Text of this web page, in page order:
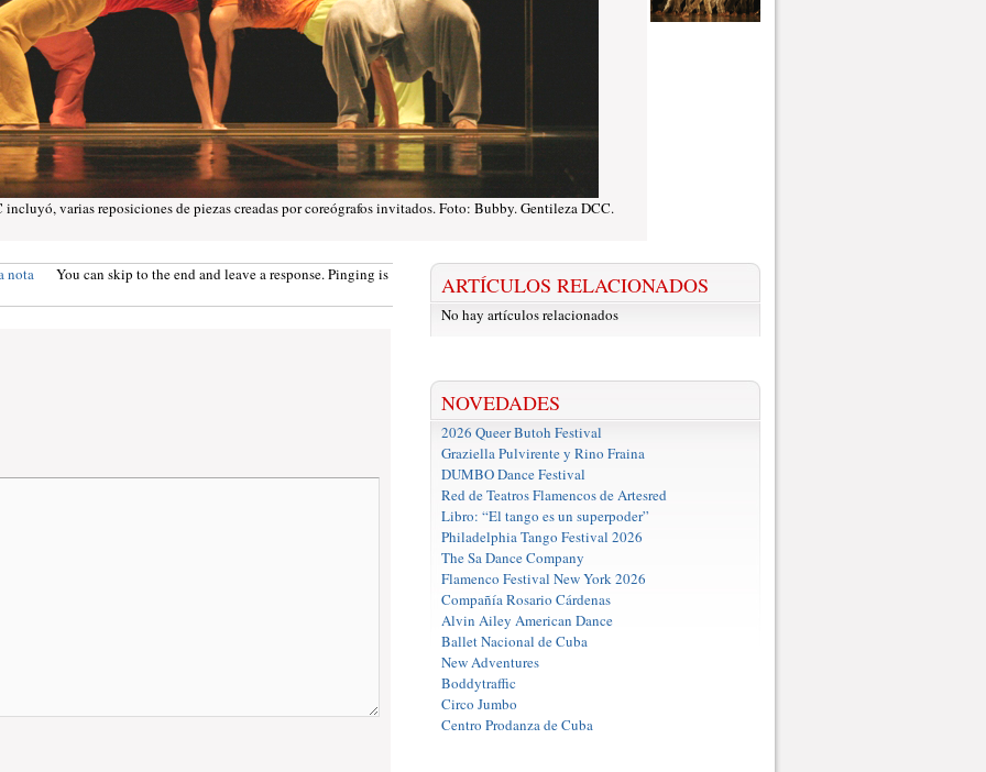
incluyó, varias reposiciones de piezas creadas por coreógrafos invitados. Foto: Bubby. Gentileza DCC.
nota
You can skip to the end and leave a response. Pinging is
ARTÍCULOS RELACIONADOS
No hay artículos relacionados
NOVEDADES
2026 Queer Butoh Festival
Graziella Pulvirente y Rino Fraina
DUMBO Dance Festival
Red de Teatros Flamencos de Artesred
Libro: “El tango es un superpoder”
Philadelphia Tango Festival 2026
The Sa Dance Company
Flamenco Festival New York 2026
Compañía Rosario Cárdenas
Alvin Ailey American Dance
Ballet Nacional de Cuba
New Adventures
Boddytraffic
Circo Jumbo
Centro Prodanza de Cuba